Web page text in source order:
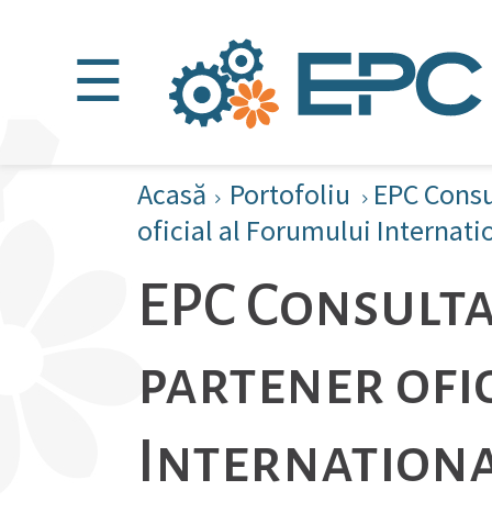
☰
Acasă Portofoliu
EPC
oficial al Forumului
EPC
partener